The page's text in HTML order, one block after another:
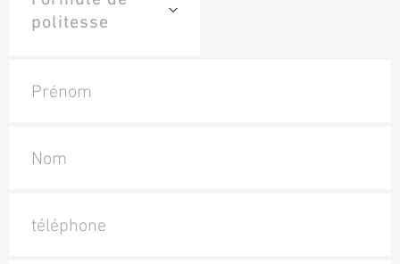
Prénom
Nom
téléphone